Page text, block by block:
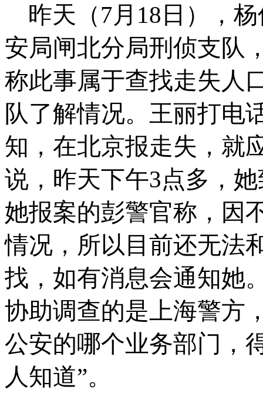
昨天（7月 18 日），
安局闸北分局刑侦支队
称此事属于查找走失人
队了解情况。王丽打电
知，在北京报走失，就
说，昨天下午3点多，
她报案的彭警官称，因
情况，所以目前还无法
找，如有消息会通知她
协助调查的是上海警方
公安的哪个业务部门，
人知道”。